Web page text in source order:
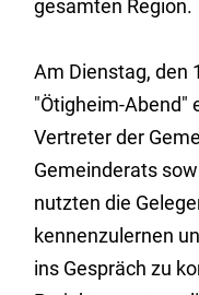
gesamten Region.
Am Dienstag, den
"Ötigheim-Abend"
Vertreter der
Gemeinderats
nutzten die
kennenzulernen
ins Gespräch zu